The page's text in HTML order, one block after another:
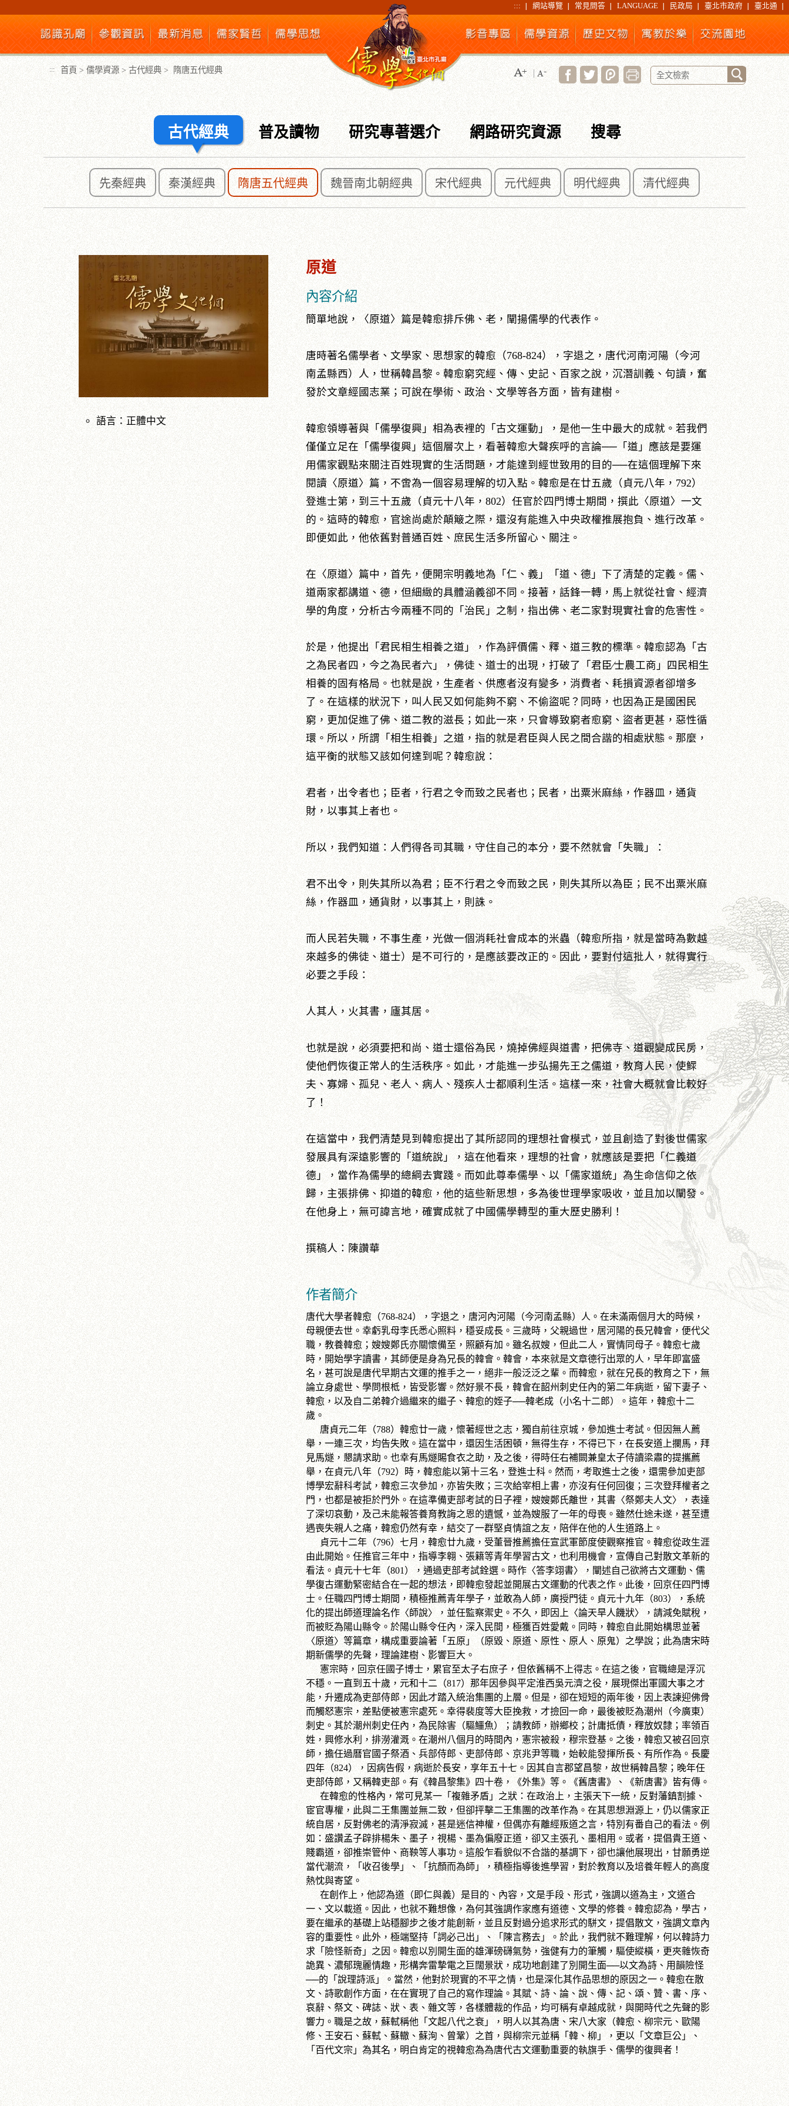
主
要
內
容
區
塊
::: 網站導覽 常見問答 LANGUAGE 民政局 臺北市政府 臺北通
::: 首頁 > 儒學資源 > 古代經典 > 隋唐五代經典
古代經典 普及讀物 研究專著選介 網路研究資源 搜尋
先秦經典 秦漢經典 隋唐五代經典 魏晉南北朝經典 宋代經典 元代經典 明代經典 清代經典
:::
語言：正體中文
原道
內容介紹
簡單地說，〈原道〉篇是韓愈排斥佛、老，闡揚儒學的代表作。
唐時著名儒學者、文學家、思想家的韓愈（768-824），字退之，唐代河南河陽（今河
南孟縣西）人，世稱韓昌黎。韓愈窮究經、傳、史記、百家之說，沉潛訓義、句讀，奮
發於文章經國志業；可說在學術、政治、文學等各方面，皆有建樹。
韓愈領導著與「儒學復興」相為表裡的「古文運動」，是他一生中最大的成就。若我們
僅僅立足在「儒學復興」這個層次上，看著韓愈大聲疾呼的言論──「道」應該是要運
用儒家觀點來關注百姓現實的生活問題，才能達到經世致用的目的──在這個理解下來
閱讀〈原道〉篇，不啻為一個容易理解的切入點。韓愈是在廿五歲（貞元八年，792）
登進士第，到三十五歲（貞元十八年，802）任官於四門博士期間，撰此〈原道〉一文
的。這時的韓愈，官途尚處於顛簸之際，還沒有能進入中央政權推展抱負、進行改革。
即便如此，他依舊對普通百姓、庶民生活多所留心、關注。
在〈原道〉篇中，首先，便開宗明義地為「仁、義」「道、德」下了清楚的定義。儒、
道兩家都講道、德，但細緻的具體涵義卻不同。接著，話鋒一轉，馬上就從社會、經濟
學的角度，分析古今兩種不同的「治民」之制，指出佛、老二家對現實社會的危害性。
於是，他提出「君民相生相養之道」，作為評價儒、釋、道三教的標準。韓愈認為「古
之為民者四，今之為民者六」，佛徒、道士的出現，打破了「君臣∕士農工商」四民相生
相養的固有格局。也就是說，生產者、供應者沒有變多，消費者、耗損資源者卻增多
了。在這樣的狀況下，叫人民又如何能夠不窮、不偷盜呢？同時，也因為正是國困民
窮，更加促進了佛、道二教的滋長；如此一來，只會導致窮者愈窮、盜者更甚，惡性循
環。所以，所謂「相生相養」之道，指的就是君臣與人民之間合諧的相處狀態。那麼，
這平衡的狀態又該如何達到呢？韓愈說：
君者，出令者也；臣者，行君之令而致之民者也；民者，出粟米麻絲，作器皿，通貨
財，以事其上者也。
所以，我們知道：人們得各司其職，守住自己的本分，要不然就會「失職」：
君不出令，則失其所以為君；臣不行君之令而致之民，則失其所以為臣；民不出粟米麻
絲，作器皿，通貨財，以事其上，則誅。
而人民若失職，不事生產，光做一個消耗社會成本的米蟲（韓愈所指，就是當時為數越
來越多的佛徒、道士）是不可行的，是應該要改正的。因此，要對付這批人，就得實行
必要之手段：
人其人，火其書，廬其居。
也就是說，必須要把和尚、道士還俗為民，燒掉佛經與道書，把佛寺、道觀變成民房，
使他們恢復正常人的生活秩序。如此，才能進一步弘揚先王之儒道，教育人民，使鰥
夫、寡婦、孤兒、老人、病人、殘疾人士都順利生活。這樣一來，社會大概就會比較好
了！
在這當中，我們清楚見到韓愈提出了其所認同的理想社會模式，並且創造了對後世儒家
發展具有深遠影響的「道統說」，這在他看來，理想的社會，就應該是要把「仁義道
德」，當作為儒學的總綱去實踐。而如此尊奉儒學、以「儒家道統」為生命信仰之依
歸，主張排佛、抑道的韓愈，他的這些新思想，多為後世理學家吸收，並且加以闡發。
在他身上，無可諱言地，確實成就了中國儒學轉型的重大歷史勝利！
撰稿人：陳讚華
作者簡介
唐代大學者韓愈（768-824），字退之，唐河內河陽（今河南孟縣）人。在未滿兩個月大的時候，
母親便去世。幸虧乳母李氏悉心照料，穩妥成長。三歲時，父親過世，居河陽的長兄韓會，便代父
職，教養韓愈；嫂嫂鄭氏亦關懷備至，照顧有加。雖名叔嫂，但此二人，實情同母子。韓愈七歲
時，開始學字讀書，其師便是身為兄長的韓會。韓會，本來就是文章德行出眾的人，早年即富盛
名，甚可說是唐代早期古文運的推手之一，絕非一般泛泛之輩。而韓愈，就在兄長的教育之下，無
論立身處世、學問根柢，皆受影響。然好景不長，韓會在韶州刺史任內的第二年病逝，留下妻子、
韓愈，以及自二弟韓介過繼來的繼子、韓愈的姪子──韓老成（小名十二郎）。這年，韓愈十二
歲。
唐貞元二年（788）韓愈廿一歲，懷著經世之志，獨自前往京城，參加進士考試。但因無人薦
舉，一連三次，均告失敗。這在當中，還因生活困頓，無得生存，不得已下，在長安道上攔馬，拜
見馬燧，懇請求助。也幸有馬燧賜食衣之助，及之後，得時任右補闕兼皇太子侍讀梁肅的提攜薦
舉，在貞元八年（792）時，韓愈能以第十三名，登進士科。然而，考取進士之後，還需參加吏部
博學宏辭科考試，韓愈三次參加，亦皆失敗；三次給宰相上書，亦沒有任何回復；三次登拜權者之
門，也都是被拒於門外。在這準備吏部考試的日子裡，嫂嫂鄭氏離世，其書〈祭鄭夫人文〉，表達
了深切哀動，及己未能報答養育教誨之恩的遺憾，並為嫂服了一年的母喪。雖然仕途未遂，甚至遭
遇喪失親人之痛，韓愈仍然有幸，結交了一群堅貞情誼之友，陪伴在他的人生道路上。
貞元十二年（796）七月，韓愈廿九歲，受董晉推薦擔任宣武軍節度使觀察推官。韓愈從政生涯
由此開始。任推官三年中，指導李翱 、張籍等青年學習古文，也利用機會，宣傳自己對散文革新的
看法。貞元十七年（801），通過吏部考試銓選。時作〈答李翊書〉，闡述自己欲將古文運動、儒
學復古運動緊密結合在一起的想法，即韓愈發起並開展古文運動的代表之作。此後，回京任四門博
士。任職四門博士期間，積極推薦青年學子，並敢為人師，廣授門徒。貞元十九年（803），系統
化的提出師道理論名作〈師說〉，並任監察禦史。不久，即因上〈論天旱人饑狀〉，請減免賦稅，
而被貶為陽山縣令。於陽山縣令任內，深入民間，極獲百姓愛戴。同時，韓愈自此開始構思並著
〈原道〉等篇章，構成重要論著「五原」（原毀、原道、原性、原人、原鬼）之學說；此為唐宋時
期新儒學的先聲，理論建樹、影響巨大。
憲宗時，回京任國子博士，累官至太子右庶子，但依舊稱不上得志。在這之後，官職總是浮沉
不穩。一直到五十歲，元和十二（817）那年因參與平定淮西吳元濟之役，展現傑出軍國大事之才
能，升遷成為吏部侍郎，因此才踏入統治集團的上層。但是，卻在短短的兩年後，因上表諫迎佛骨
而觸怒憲宗，差點便被憲宗處死。幸得裴度等大臣挽救，才撿回一命，最後被貶為潮州（今廣東）
刺史。其於潮州刺史任內，為民除害（驅鱷魚）；請教師，辦鄉校；計庸抵債，釋放奴隸；率領百
姓，興修水利，排澇灌溉。在潮州八個月的時間內，憲宗被殺，穆宗登基。之後，韓愈又被召回京
師，擔任過曆官國子祭酒、兵部侍郎、吏部侍郎、京兆尹等職，始較能發揮所長、有所作為。長慶
四年（824），因病告假，病逝於長安，享年五十七。因其自言郡望昌黎，故世稱韓昌黎；晚年任
吏部侍郎，又稱韓吏部。有《韓昌黎集》四十卷，《外集》等。《舊唐書》、《新唐書》皆有傳。
在韓愈的性格內，常可見某一「複雜矛盾」之狀：在政治上，主張天下一統，反對藩鎮割據、
宦官專權，此與二王集團並無二致，但卻抨擊二王集團的改革作為。在其思想淵源上，仍以儒家正
統自居，反對佛老的清淨寂滅，甚是迷信神權，但偶亦有離經叛道之言，特別有番自己的看法。例
如：盛讚孟子辟排楊朱、墨子，視楊、墨為偏廢正道，卻又主張孔、墨相用。或者，提倡貴王道、
賤霸道，卻推崇管仲、商鞅等人事功。這般乍看貌似不合諧的基調下，卻也讓他展現出，甘願勇逆
當代潮流，「收召後學」、「抗顏而為師」，積極指導後進學習，對於教育以及培養年輕人的高度
熱忱與寄望。
在創作上，他認為道（即仁與義）是目的、內容，文是手段、形式，強調以道為主，文道合
一、文以載道。因此，也就不難想像，為何其強調作家應有道德、文學的修養。韓愈認為，學古，
要在繼承的基礎上站穩腳步之後才能創新，並且反對過分追求形式的駢文，提倡散文，強調文章內
容的重要性。此外，極端堅持「詞必己出」、「陳言務去」。於此，我們就不難理解，何以韓詩力
求「險怪新奇」之因。韓愈以別開生面的雄渾磅礴氣勢，強健有力的筆觸，驅使縱橫，更夾雜恢奇
詭異、濃郁瑰麗情趣，形構奔雷摯電之巨闊景狀，成功地創建了別開生面──以文為詩、用韻險怪
──的「說理詩派」。當然，他對於現實的不平之情，也是深化其作品思想的原因之一。韓愈在散
文、詩歌創作方面，在在實現了自己的寫作理論。其賦、詩、論、說、傳、記、頌、贊、書、序、
哀辭、祭文、碑誌、狀、表、雜文等，各樣體裁的作品，均可稱有卓越成就，與開時代之先聲的影
響力。職是之故，蘇軾稱他「文起八代之衰」，明人以其為唐、宋八大家（韓愈、柳宗元、歐陽
修、王安石、蘇軾、蘇轍、蘇洵、曾鞏）之首，與柳宗元並稱「韓、柳」，更以「文章巨公」、
「百代文宗」為其名，明白肯定的視韓愈為為唐代古文運動重要的執旗手、儒學的復興者！